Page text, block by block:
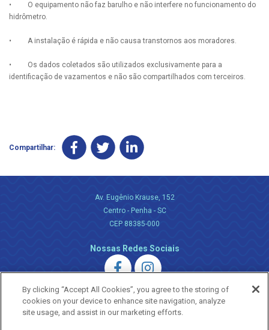
• O equipamento não faz barulho e não interfere no funcionamento do
hidrômetro.
• A instalação é rápida e não causa transtornos aos moradores.
• Os dados coletados são utilizados exclusivamente para a
identificação de vazamentos e não são compartilhados com terceiros.
Compartilhar:
Av. Eugênio Krause, 152
Centro - Penha - SC
CEP 88385-000
Nossas Redes Sociais
By clicking “Accept All Cookies”, you agree to the storing of
cookies on your device to enhance site navigation, analyze
site usage, and assist in our marketing efforts.